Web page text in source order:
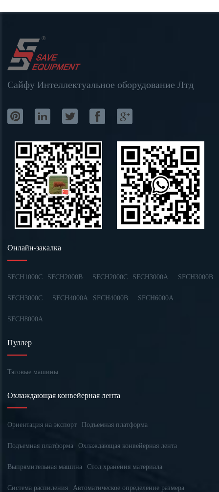
Сайфу Интеллектуальное оборудование Лтд
Онлайн-закалка
SFCH1000C SFCH2000B SFCH2000C SFCH3000A SFCH3000B
SFCH3000C SFCH4000A SFCH4000B SFCH6000A
SFCH8000A
Пуллер
Тяговые машины
Охлаждающая конвейерная лента
Ориентация на экспорт Подъемная платформа
Подъемная платформа Охлаждающая конвейерная лента
Выпрямительная машина Стол хранения материала
Система распиления Автоматическое определение размера